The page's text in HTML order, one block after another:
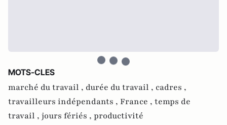
MOTS-CLES
marché du travail , durée du travail , cadres ,
travailleurs indépendants , France , temps de
travail , jours fériés , productivité